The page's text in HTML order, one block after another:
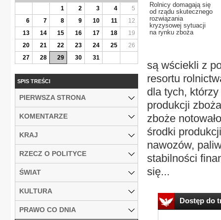
Rolnicy domagają się
od rządu skutecznego
rozwiązania
kryzysowej sytuacji
na rynku zboża
są wściekli z
resortu
dla tych,
produkcji
zboże
środki
nawozów,
stabilności
się...
Dostęp do
1
2 3 4
5
6
7 8 9 10 11
12
13
14 15 16 17 18
19
20
21 22 23 24 25
26
27
28 29 30 31
SPIS TREŚCI
PIERWSZA STRONA
KOMENTARZE
KRAJ
RZECZ O POLITYCE
ŚWIAT
KULTURA
PRAWO CO DNIA